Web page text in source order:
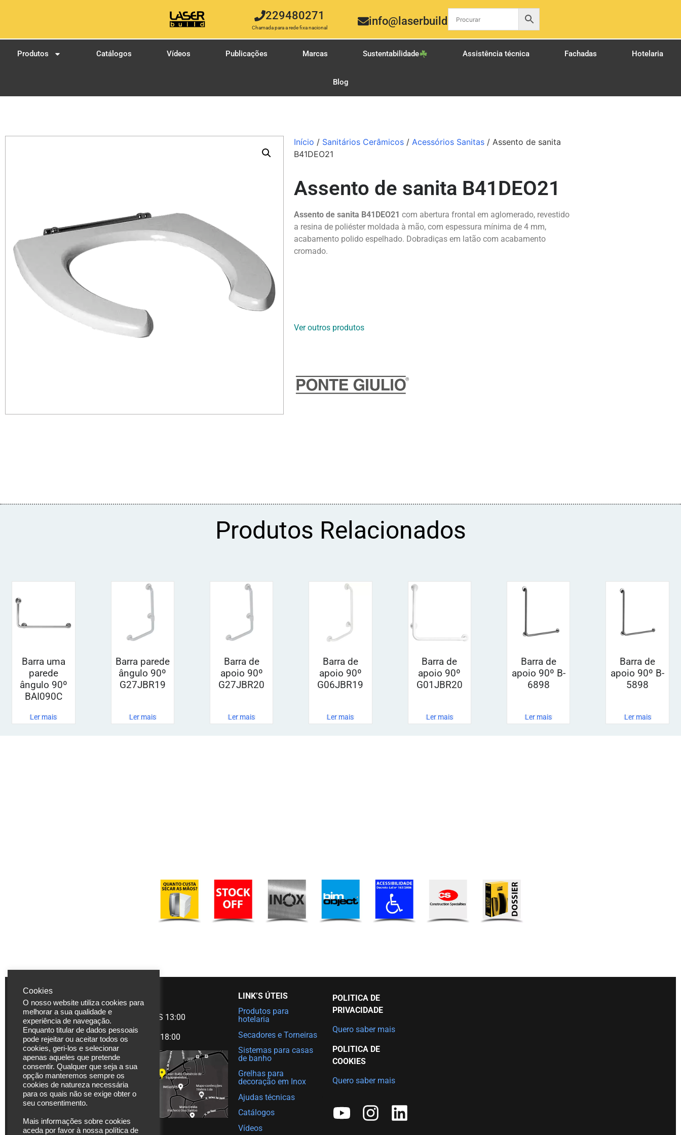
229480271
Chamada para a rede fixa nacional
info@laserbuild.pt
Produtos Catálogos Vídeos Publicações Marcas Sustentabilidade Assistência técnica Fachadas Hotelaria
Blog
Início / Sanitários Cerâmicos / Acessórios Sanitas / Assento de sanita
B41DEO21
Assento de sanita B41DEO21
Assento de sanita B41DEO21 com abertura frontal em aglomerado, revestido
a resina de poliéster moldada à mão, com espessura mínima de 4 mm,
acabamento polido espelhado. Dobradiças em latão com acabamento
cromado.
Ver outros produtos
Produtos Relacionados
Barra uma
parede
ângulo 90º
BAI090C
Ler mais
Barra parede
ângulo 90º
G27JBR19
Ler mais
Barra de
apoio 90º
G27JBR20
Ler mais
Barra de
apoio 90º
G06JBR19
Ler mais
Barra de
apoio 90º
G01JBR20
Ler mais
Barra de
apoio 90º B-
6898
Ler mais
Barra de
apoio 90º B-
5898
Ler mais
LASERBUILD
Rua Coronel Carlos
Moreira, 825
4470-580 Moreira |
Maia
Portugal
Tel. (+351) 229 480
271
272
HORÁRIO
Manhã 09:00 àS 13:00
Tarde14:00 às 18:00
LINK’S ÚTEIS
Produtos para
hotelaria
Secadores e Torneiras
Sistemas para casas
de banho
Grelhas para
decoração em Inox
Ajudas técnicas
Catálogos
Vídeos
POLITICA DE
PRIVACIDADE
Quero saber mais
POLITICA DE
COOKIES
Quero saber mais
Cookies
O nosso website utiliza cookies para
melhorar a sua qualidade e
experiência de navegação.
Enquanto titular de dados pessoais
pode rejeitar ou aceitar todos os
cookies, geri-los e selecionar
apenas aqueles que pretende
consentir. Qualquer que seja a sua
opção manteremos sempre os
cookies de natureza necessária
para os quais não se exige obter o
seu consentimento.
Mais informações sobre cookies
aceda por favor à nossa política de